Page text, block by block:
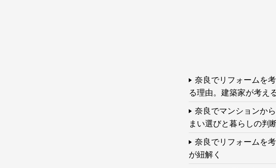
奈良でリフォームを
る理由。建築家が考え
奈良でマンションか
まい選びと暮らしの判
奈良でリフォームを
が紐解く